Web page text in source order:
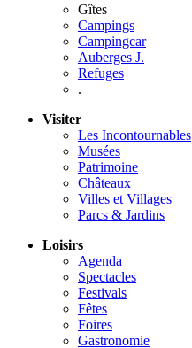
Gîtes
Campings
Campingcar
Auberges J.
Refuges
.
Visiter
Les Incontournables
Musées
Patrimoine
Châteaux
Villes et Villages
Parcs & Jardins
Loisirs
Agenda
Spectacles
Festivals
Fêtes
Foires
Gastronomie